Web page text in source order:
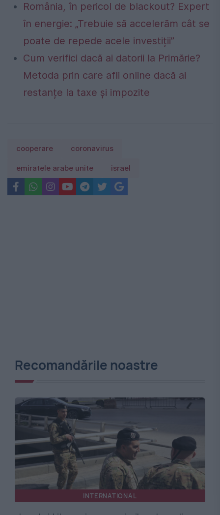
România, în pericol de blackout? Expert
în energie: „Trebuie să accelerăm cât se
poate de repede acele investiții”
Cum verifici dacă ai datorii la Primărie?
Metoda prin care afli online dacă ai
restanțe la taxe și impozite
cooperare coronavirus
emiratele arabe unite israel
Recomandările noastre
INTERNATIONAL